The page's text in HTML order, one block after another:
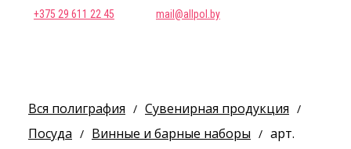
+375 29 611 22 45 mail@allpol.by
Вся полиграфия / Сувенирная продукция /
Посуда / Винные и барные наборы / арт.